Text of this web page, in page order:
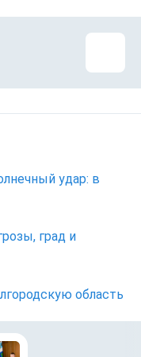
удар: в
град и
область